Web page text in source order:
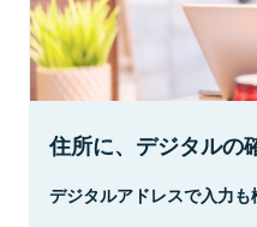
住所に、デジタルの
デジタルアドレスで入力も